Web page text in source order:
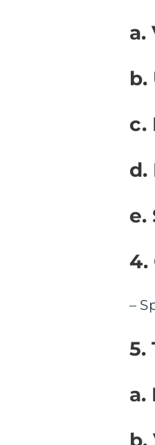
a.
b.
c.
d.
e.
4.
–
5.
a.